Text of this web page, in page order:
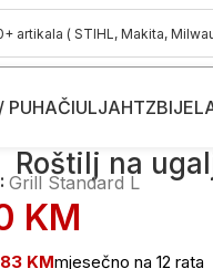
PUHAČIULJAHTZ
Pro-termo Grill Standard L
Roštilj na
Grill Standard L
KM
KMmjesečno na 12 rata